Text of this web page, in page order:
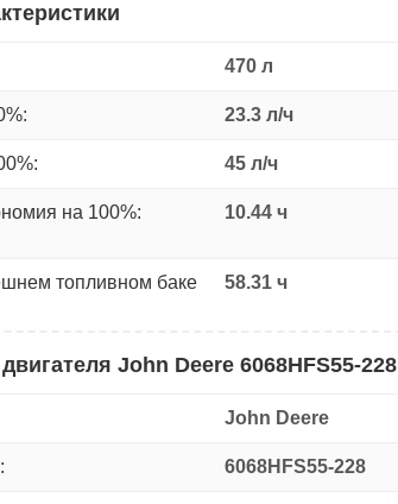
470 л
23.3 л/ч
45 л/ч
на 100%: 10.44 ч
топливном баке
58.31 ч
John Deere 6068HFS55-228
John Deere
6068HFS55-228